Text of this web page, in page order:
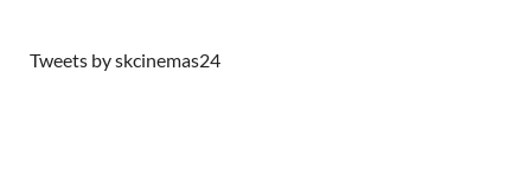
Tweets by skcinemas24